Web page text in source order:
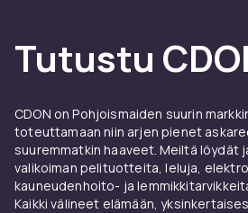
Tutustu
CDON on Pohjoismaiden suurin
toteuttamaan niin arjen pienet
suuremmatkin haaveet. Meiltä löydät
valikoiman pelituotteita, leluja,
kauneudenhoito- ja
Kaikki välineet elämään,